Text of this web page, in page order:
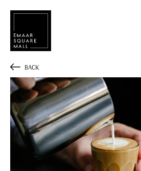
BACK
Mağaza, restaurant, etkinlik arama
POPÜLER ARAMALAR
Alışveriş Lezzet Eğlence